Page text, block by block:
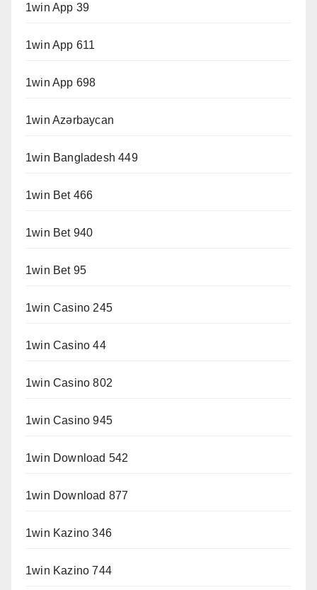
1win App 39
1win App 611
1win App 698
1win Azərbaycan
1win Bangladesh 449
1win Bet 466
1win Bet 940
1win Bet 95
1win Casino 245
1win Casino 44
1win Casino 802
1win Casino 945
1win Download 542
1win Download 877
1win Kazino 346
1win Kazino 744